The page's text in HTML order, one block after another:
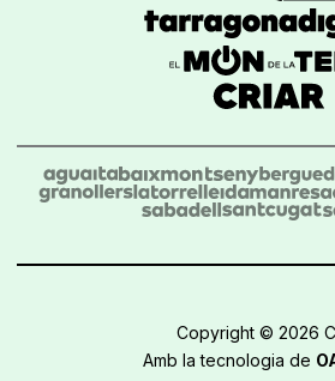
Copyright © 2026
Amb la tecnologia de